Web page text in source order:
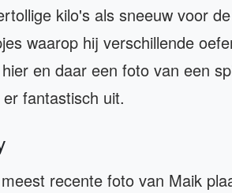
kilo's als sneeuw voor
waarop hij verschillende
en daar een foto van een
fantastisch uit.
recente foto van Maik